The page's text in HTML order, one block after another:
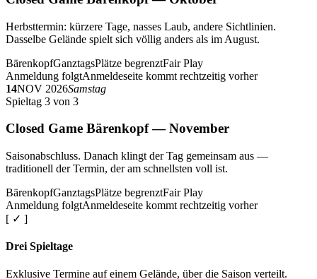
Herbsttermin: kürzere Tage, nasses Laub, andere Sichtlinien.
Dasselbe Gelände spielt sich völlig anders als im August.
BärenkopfGanztagsPlätze begrenztFair Play
Anmeldung folgtAnmeldeseite kommt rechtzeitig vorher
14NOV 2026Samstag
Spieltag 3 von 3
Closed Game Bärenkopf — November
Saisonabschluss. Danach klingt der Tag gemeinsam aus —
traditionell der Termin, der am schnellsten voll ist.
BärenkopfGanztagsPlätze begrenztFair Play
Anmeldung folgtAnmeldeseite kommt rechtzeitig vorher
[ ✓ ]
Drei Spieltage
Exklusive Termine auf einem Gelände, über die Saison verteilt.